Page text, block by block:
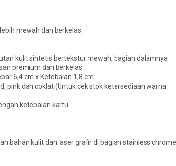
mewah dan berkelas
kulit sintetis bertekstur mewah, bagian dalamnya
premium dan berkelas
6,4 cm x Ketebalan 1,8 cm
pink dan coklat (Untuk cek stok ketersediaan warna
ketebalan kartu
bahan kulit dan laser grafir di bagian stainless chrome